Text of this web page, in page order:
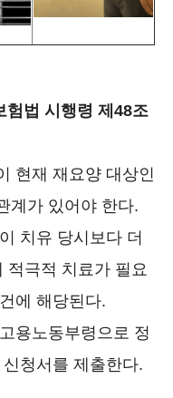
험법 시행령 제48조
현재 재요양 대상인
계가 있어야 한다.
치유 당시보다 더
적극적 치료가 필요
에 해당된다.
용노동부령으로 정
청서를 제출한다.